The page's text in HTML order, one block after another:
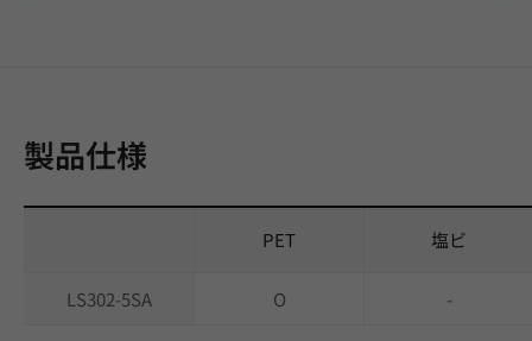
製品仕様
PET 塩ビ
LS302-5SA O -